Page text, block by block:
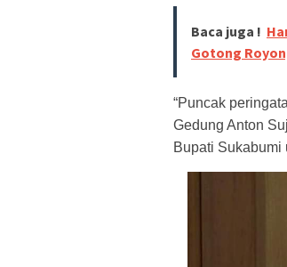
Baca juga !
Gotong
“Puncak
Gedung Anton
Bupati Sukabumi